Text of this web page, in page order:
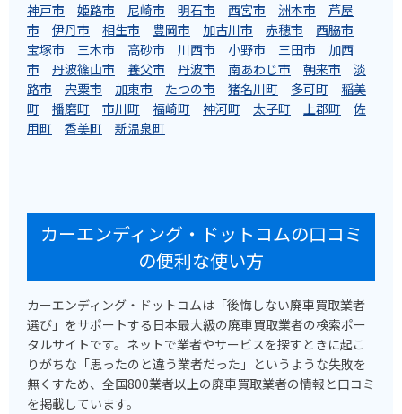
神戸市 姫路市 尼崎市 明石市 西宮市 洲本市
芦屋
市
伊丹市 相生市 豊岡市 加古川市 赤穂市
西脇市
宝塚市
三木市 高砂市 川西市 小野市 三田市
加西
市
丹波篠山市 養父市 丹波市 南あわじ市 朝来市
淡
路市
宍粟市 加東市 たつの市 猪名川町 多可町
稲美
町
播磨町 市川町 福崎町 神河町 太子町 上郡町
佐
用町
香美町 新温泉町
カーエンディング・ドットコムの口コミ
の便利な使い方
カーエンディング・ドットコムは「後悔しない廃車買取業者
選び」をサポートする日本最大級の廃車買取業者の検索ポー
タルサイトです。ネットで業者やサービスを探すときに起こ
りがちな「思ったのと違う業者だった」というような失敗を
無くすため、全国800業者以上の廃車買取業者の情報と口コミ
を掲載しています。